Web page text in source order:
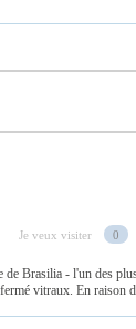
Je veux visiter 0
de Brasilia - l'un des
vitraux. En raison